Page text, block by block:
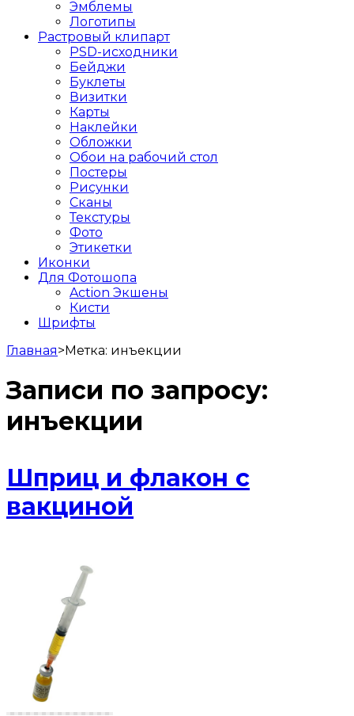
Эмблемы
Логотипы
Растровый клипарт
PSD-исходники
Бейджи
Буклеты
Визитки
Карты
Наклейки
Обложки
Обои на рабочий стол
Постеры
Рисунки
Сканы
Текстуры
Фото
Этикетки
Иконки
Для Фотошопа
Action Экшены
Кисти
Шрифты
Главная>Метка: инъекции
Записи по запросу:
инъекции
Шприц и флакон с
вакциной